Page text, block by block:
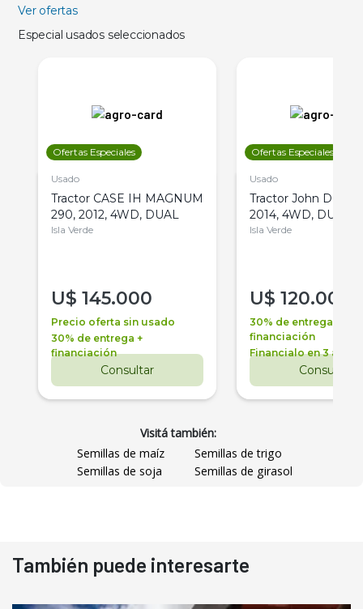
Ver ofertas
Especial usados seleccionados
Ofertas Especiales
Usado
Tractor CASE IH MAGNUM
290, 2012, 4WD, DUAL
Isla Verde
U$ 145.000
Precio oferta sin usado
30% de entrega +
financiación
Consultar
Ofertas Especiales
Usado
Tractor John Deere
2014, 4WD, DUAL
Isla Verde
U$ 120.000
30% de entrega +
financiación
Financialo en 3 años
Consultar
Visitá también:
Semillas de maíz
Semillas de trigo
Semillas de soja
Semillas de girasol
También puede interesarte